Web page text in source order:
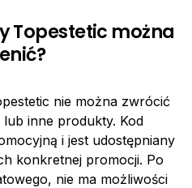
Topestetic można
nie można zwrócić
inne produkty. Kod
i jest udostępniany
konkretnej promocji. Po
nie ma możliwości